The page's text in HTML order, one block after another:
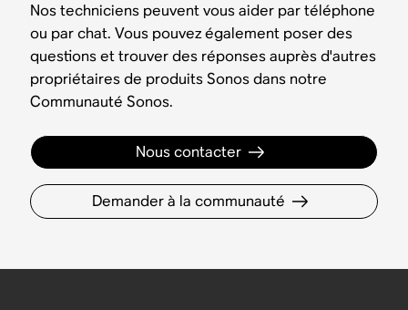
Nos techniciens peuvent vous aider par téléphone
ou par chat. Vous pouvez également poser des
questions et trouver des réponses auprès d'autres
propriétaires de produits Sonos dans notre
Communauté Sonos.
Nous contacter
Demander à la communauté